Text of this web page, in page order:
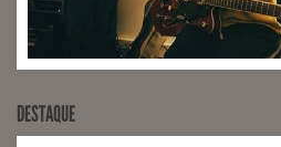
DESTAQUE